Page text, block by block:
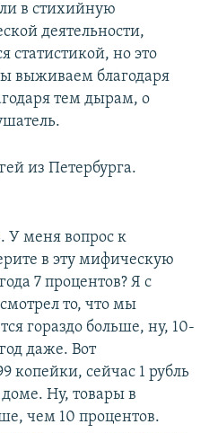
в стихийную
деятельности,
статистикой, но это
выживаем благодаря
тем дырам, о
из Петербурга.
меня вопрос к
в эту мифическую
7 процентов? Я с
то, что мы
гораздо больше, ну, 10-
даже. Вот
копейки, сейчас 1 рубль
Ну, товары в
чем 10 процентов.